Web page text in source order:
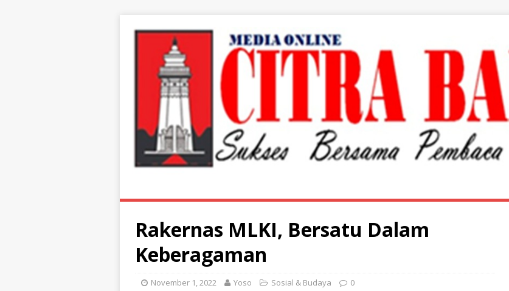
Rakernas MLKI, Bersatu Dalam
Keberagaman
November 1, 2022 Yoso Sosial & Budaya 0